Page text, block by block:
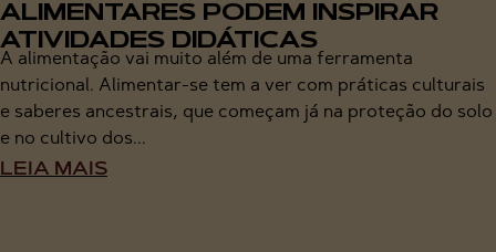
ALIMENTARES PODEM INSPIRAR
ATIVIDADES DIDÁTICAS
A alimentação vai muito além de uma ferramenta
nutricional. Alimentar-se tem a ver com práticas culturais
e saberes ancestrais, que começam já na proteção do solo
e no cultivo dos...
LEIA MAIS